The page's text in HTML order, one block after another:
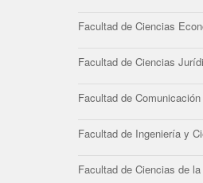
Facultad de Ciencias
Facultad de Ciencias
Facultad de Comunicación
Facultad de Ingeniería y
Facultad de Ciencias de